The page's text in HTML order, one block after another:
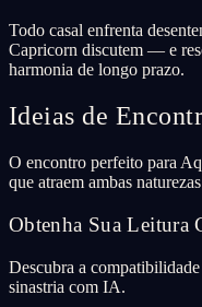
Todo casal enfrenta
Capricorn discutem — e
harmonia de longo prazo.
Ideias de
O encontro perfeito para
que atraem ambas
Obtenha Sua Leitura
Descubra a
sinastria com IA.